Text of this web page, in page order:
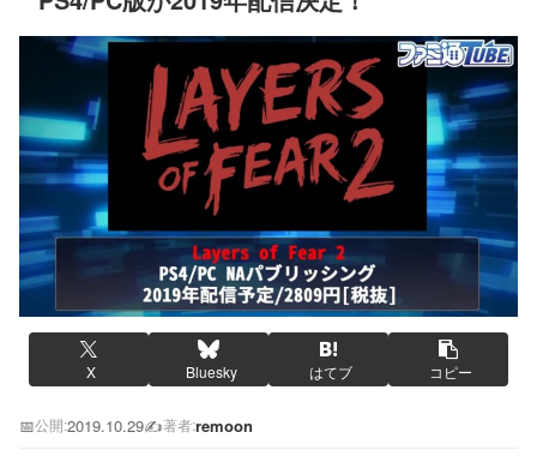
X Bluesky はてブ コピー
📅公開:2019.10.29✍️著者:remoon